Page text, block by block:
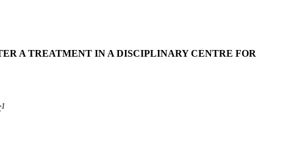
A TREATMENT IN A DISCIPLINARY CENTRE FOR
1